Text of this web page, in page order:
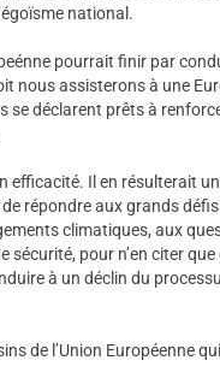
national.
pourrait finir par
nous assisterons à une
se déclarent prêts à
efficacité. Il en résulterait
répondre aux grands
climatiques, aux
pour n’en citer que
à un déclin du
de l’Union Européenne